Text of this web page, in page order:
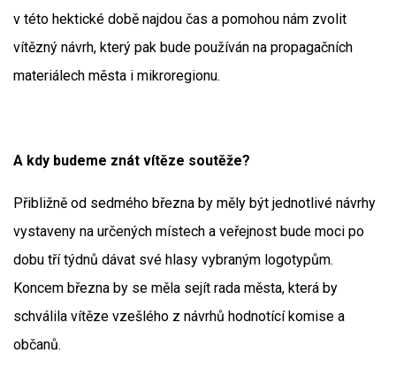
v této hektické době najdou čas a pomohou nám zvolit
vítězný návrh, který pak bude používán na propagačních
materiálech města i mikroregionu.
A kdy budeme znát vítěze soutěže?
Přibližně od sedmého března by měly být jednotlivé návrhy
vystaveny na určených místech a veřejnost bude moci po
dobu tří týdnů dávat své hlasy vybraným logotypům.
Koncem března by se měla sejít rada města, která by
schválila vítěze vzešlého z návrhů hodnotící komise a
občanů.